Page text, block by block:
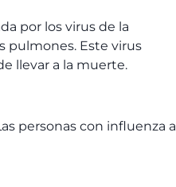
por los virus de la
pulmones. Este virus
llevar a la muerte.
personas con influenza a